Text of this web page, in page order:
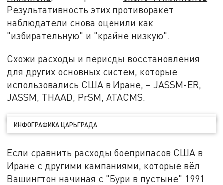
Результативность этих противоракет
наблюдатели снова оценили как
"избирательную" и "крайне низкую".
Схожи расходы и периоды восстановления
для других основных систем, которые
использовались США в Иране, – JASSM-ER,
JASSM, THAAD, PrSM, ATACMS.
ИНФОГРАФИКА ЦАРЬГРАДА
Если сравнить расходы боеприпасов США в
Иране с другими кампаниями, которые вёл
Вашингтон начиная с "Бури в пустыне" 1991